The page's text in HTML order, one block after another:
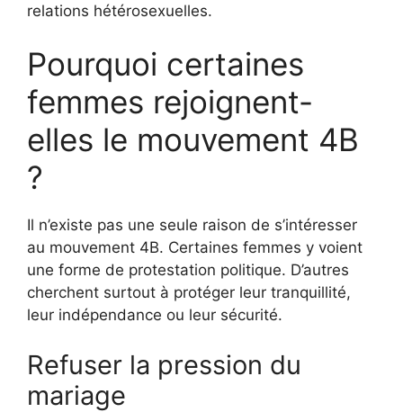
relations hétérosexuelles.
Pourquoi certaines
femmes rejoignent-
elles le mouvement 4B
?
Il n’existe pas une seule raison de s’intéresser
au mouvement 4B. Certaines femmes y voient
une forme de protestation politique. D’autres
cherchent surtout à protéger leur tranquillité,
leur indépendance ou leur sécurité.
Refuser la pression du
mariage